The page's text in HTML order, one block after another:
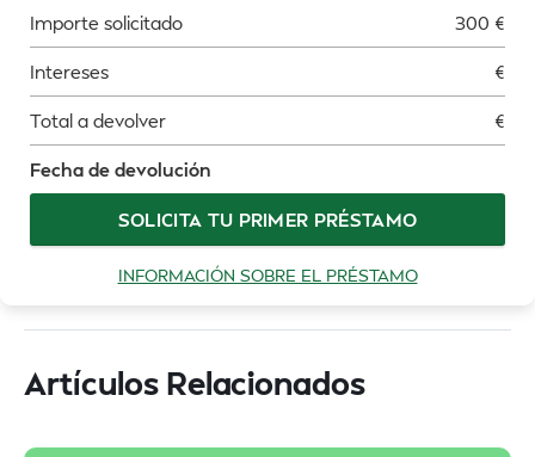
Importe solicitado 300 €
Intereses €
Total a devolver €
Fecha de devolución
SOLICITA TU PRIMER PRÉSTAMO
INFORMACIÓN SOBRE EL PRÉSTAMO
Artículos Relacionados